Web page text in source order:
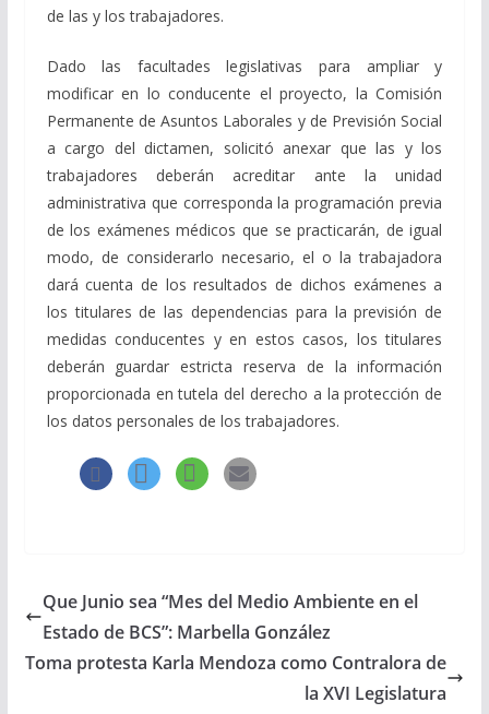
de las y los trabajadores.
Dado las facultades legislativas para ampliar y
modificar en lo conducente el proyecto, la Comisión
Permanente de Asuntos Laborales y de Previsión Social
a cargo del dictamen, solicitó anexar que las y los
trabajadores deberán acreditar ante la unidad
administrativa que corresponda la programación previa
de los exámenes médicos que se practicarán, de igual
modo, de considerarlo necesario, el o la trabajadora
dará cuenta de los resultados de dichos exámenes a
los titulares de las dependencias para la previsión de
medidas conducentes y en estos casos, los titulares
deberán guardar estricta reserva de la información
proporcionada en tutela del derecho a la protección de
los datos personales de los trabajadores.
Que Junio sea “Mes del Medio Ambiente en el
Estado de BCS”: Marbella González
Toma protesta Karla Mendoza como Contralora de
la XVI Legislatura